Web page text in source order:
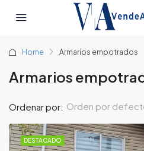
Home Armarios empotrados
Armarios
Ordenar por: Orden por
DESTACADO